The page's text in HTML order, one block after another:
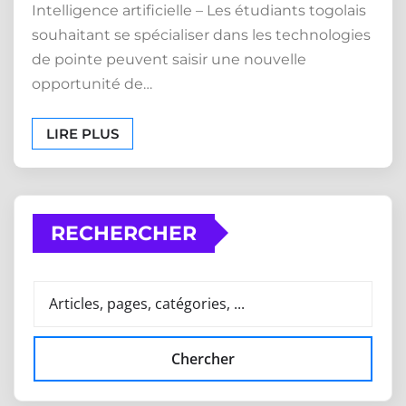
Intelligence artificielle – Les étudiants togolais
souhaitant se spécialiser dans les technologies
de pointe peuvent saisir une nouvelle
opportunité de…
LIRE PLUS
RECHERCHER
Chercher